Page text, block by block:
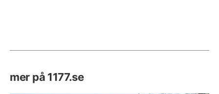
mer på 1177.se